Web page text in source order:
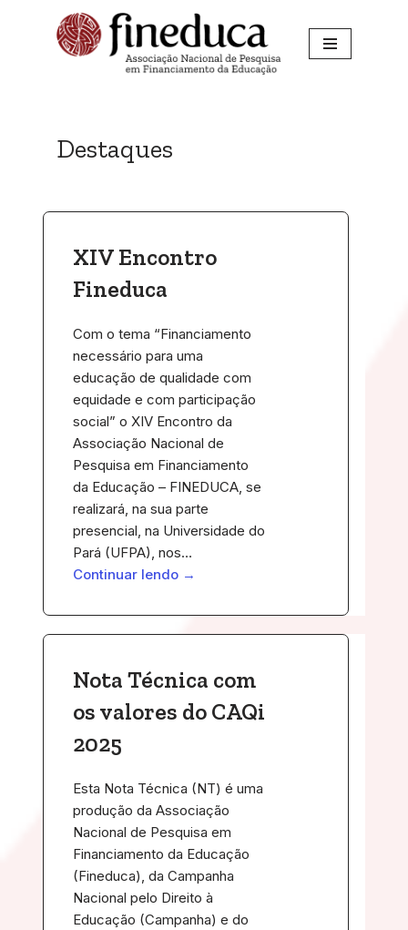
Destaques
XIV Encontro
Fineduca
Com o tema “Financiamento
necessário para uma
educação de qualidade com
equidade e com participação
social” o XIV Encontro da
Associação Nacional de
Pesquisa em Financiamento
da Educação – FINEDUCA, se
realizará, na sua parte
presencial, na Universidade do
Pará (UFPA), nos…
Continuar lendo →
Nota Técnica com
os valores do CAQi
2025
Esta Nota Técnica (NT) é uma
produção da Associação
Nacional de Pesquisa em
Financiamento da Educação
(Fineduca), da Campanha
Nacional pelo Direito à
Educação (Campanha) e do